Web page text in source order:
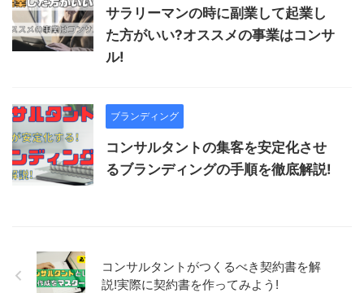
サラリーマンの時に副業して起業し
た方がいい?オススメの事業はコンサ
ル!
ブランディング
コンサルタントの集客を安定化させ
るブランディングの手順を徹底解説!
コンサルタントがつくるべき契約書を解
説!実際に契約書を作ってみよう!